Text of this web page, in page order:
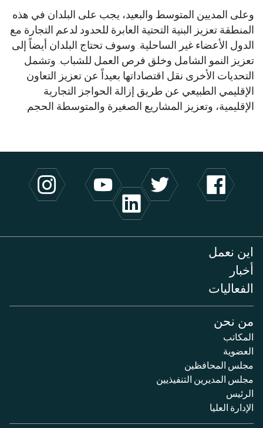
وعلى المديين المتوسط والبعيد، يجب على البلدان في هذه
المنطقة تعزيز البنية التحتية العابرة للحدود لدعم التجارة مع
الدول الأعضاء غير الساحلية. وسوف تحتاج البلدان أيضاً إلى
تعزيز النمو الشامل وخلق فرص العمل للشباب. وتشمل
التحديات الأخرى نقل اقتصاداتها بعيداً عن تعزيز التعاون
الإقليمي الطبيعي عن طريق إزالة الحواجز التجارية
الإقليمية، وتعزيز المشاريع الصغيرة والمتوسطة الحجم.
اين نعمل
أخبار
الفعاليات
من نحن
المكاتب
العضوية
مجلس المحافظين
مجلس المديرين التنفيذيين
الرئيس
الإدارة العليا